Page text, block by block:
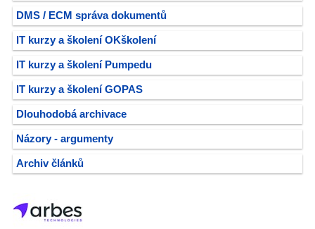
DMS / ECM správa dokumentů
IT kurzy a školení OKškolení
IT kurzy a školení Pumpedu
IT kurzy a školení GOPAS
Dlouhodobá archivace
Názory - argumenty
Archiv článků